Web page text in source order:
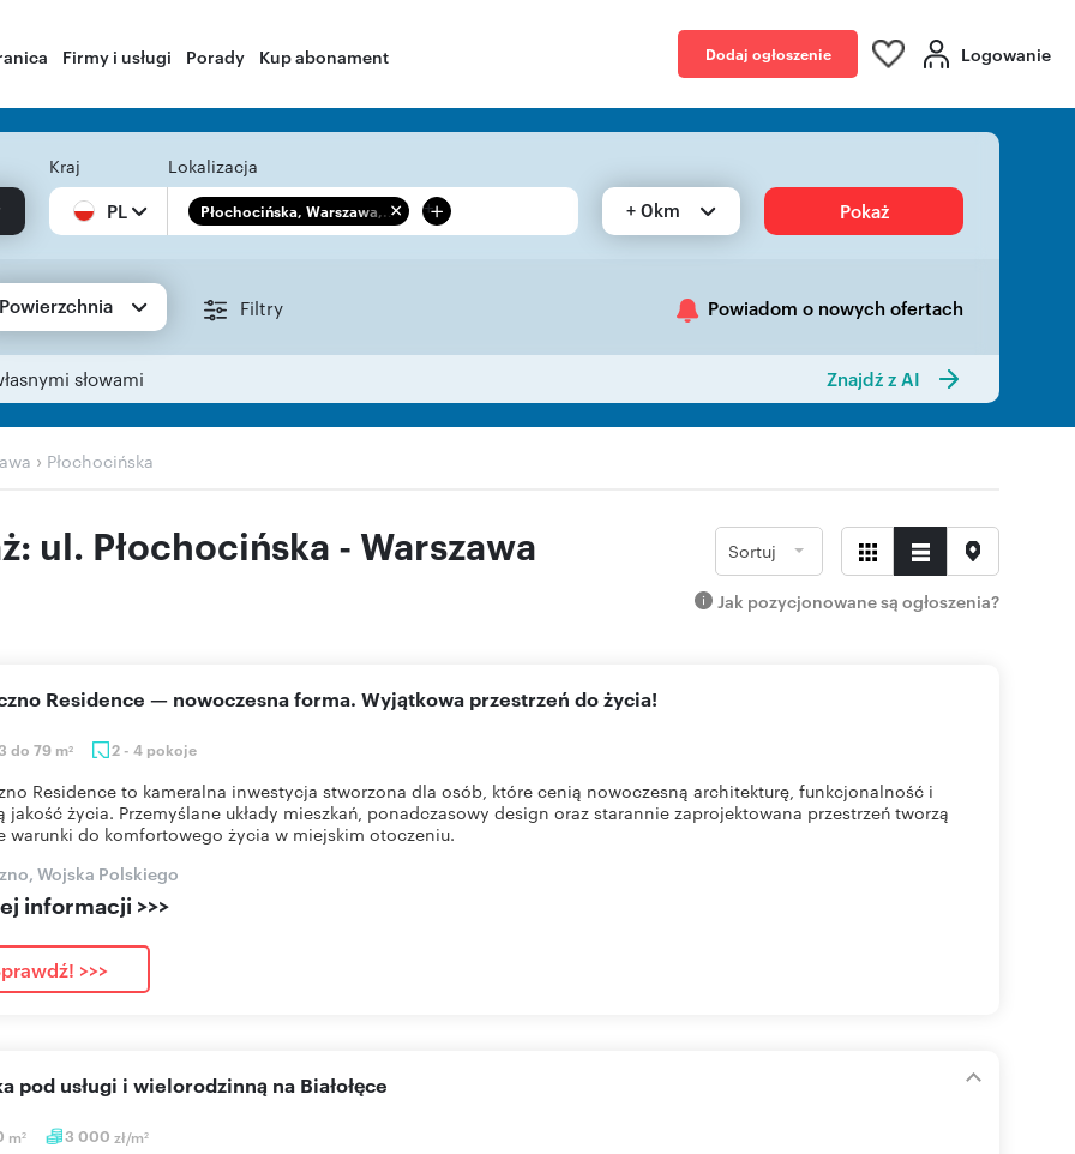
Firmy i usługi Porady Kup abonament Dodaj ogłoszenie Logowanie
Kraj
PL
Lokalizacja
Płochocińska, Warszawa,... + + 0km Pokaż
Powierzchnia Filtry Powiadom o nowych ofertach
słowami Znajdź z AI
› Płochocińska
ul. Płochocińska - Warszawa Sortuj
Jak pozycjonowane są ogłoszenia?
do 79 m2 2 - 4 pokoje
Residence — nowoczesna forma. Wyjątkowa przestrzeń do życia!
Residence to kameralna inwestycja stworzona dla osób, które cenią nowoczesną architekturę, funkcjonalność i
jakość życia. Przemyślane układy mieszkań, ponadczasowy design oraz starannie zaprojektowana przestrzeń tworzą
warunki do komfortowego życia w miejskim otoczeniu.
Wojska Polskiego
informacji >>>
>>>
m2 3 000 zł/m2
pod usługi i wielorodzinną na Białołęce